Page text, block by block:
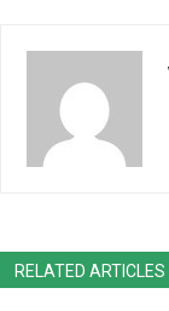
RELATED ARTICLES